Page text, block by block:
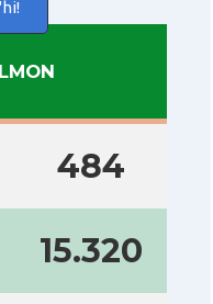
484
15.320